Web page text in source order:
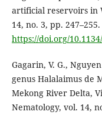
artificial reservoirs in
14, no. 3, pp. 247–255.
https://doi.org/
Gagarin, V. G.,
genus Halalaimus de
Mekong River Delta,
Nematology, vol. 14,